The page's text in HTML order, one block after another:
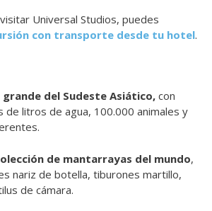
Universal Studios, puedes
con transporte desde tu hotel.
grande del Sudeste Asiático, con
de litros de agua, 100.000 animales y
de mantarrayas del mundo,
nariz de botella, tiburones martillo,
de cámara.